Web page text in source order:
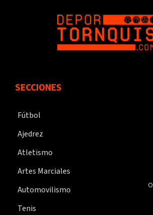
SECCIONES
Fútbol
Ajedrez
Atletismo
Artes Marciales
Automovilismo
Tenis